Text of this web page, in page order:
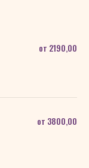
от 2190,00
от 3800,00